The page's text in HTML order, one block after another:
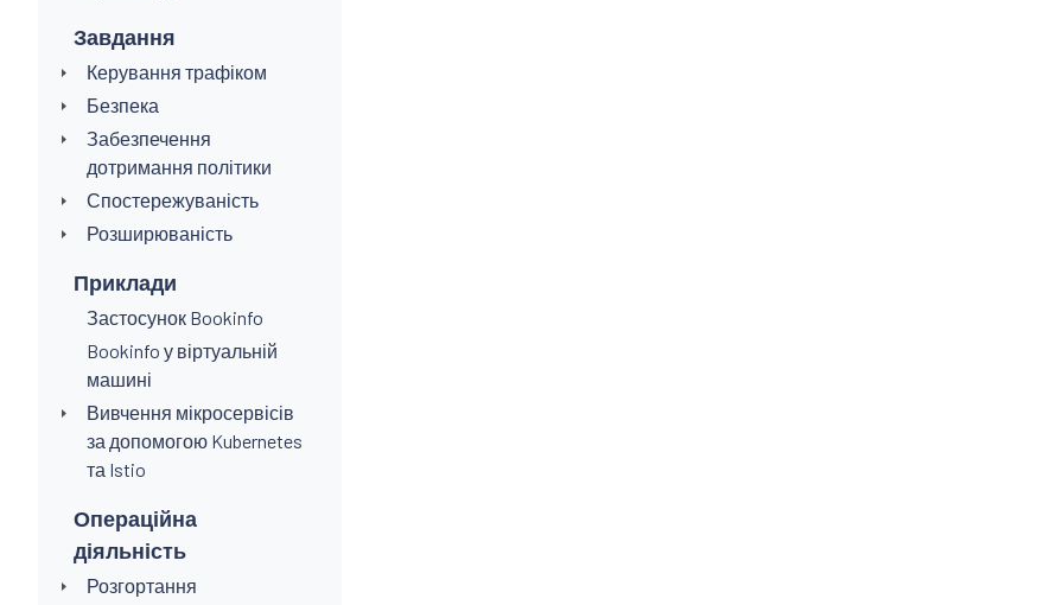
Завдання
Керування трафіком
Безпека
Забезпечення
дотримання політики
Спостережуваність
Розширюваність
Приклади
Застосунок Bookinfo
Bookinfo у віртуальній
машині
Вивчення мікросервісів
за допомогою Kubernetes
та Istio
Операційна
діяльність
Розгортання